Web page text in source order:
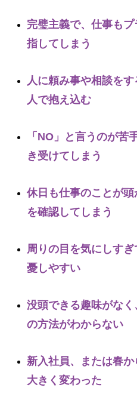
完璧主義で、仕事も
指してしまう
人に頼み事や相談を
人で抱え込む
「NO」と言うのが苦
き受けてしまう
休日も仕事のことが
を確認してしまう
周りの目を気にしす
憂しやすい
没頭できる趣味がな
の方法がわからない
新入社員、または春
大きく変わった